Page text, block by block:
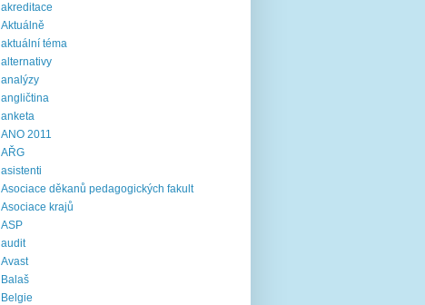
akreditace
Aktuálně
aktuální téma
alternativy
analýzy
angličtina
anketa
ANO 2011
AŘG
asistenti
Asociace děkanů pedagogických fakult
Asociace krajů
ASP
audit
Avast
Balaš
Belgie